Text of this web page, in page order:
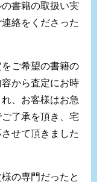
書籍の取扱い実
絡をくださった
ご希望の書籍の
から査定にお時
、お客様はお急
了承を頂き、宅
せて頂きました
の専門だったと